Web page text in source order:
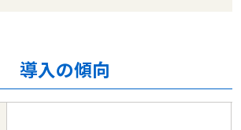
導入の傾向